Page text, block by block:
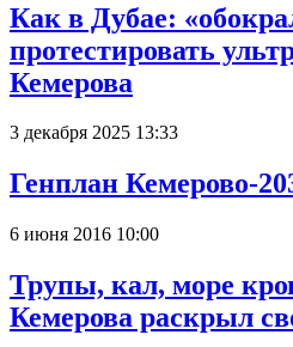
Как в Дубае:
протестировать
Кемерова
3 декабря 2025 13:33
Генплан Кемерово-
6 июня 2016 10:00
Трупы, кал, море
Кемерова раскрыл